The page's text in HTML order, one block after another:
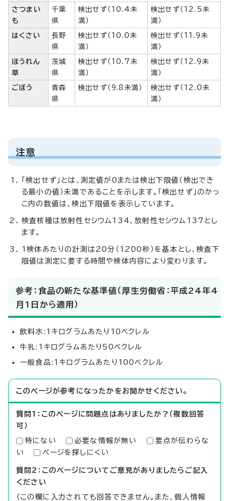
さつまい
も
千葉
県
検出せず（10.4未
満）
検出せず（12.5未
満）
はくさい
長野
県
検出せず（10.0未
満）
検出せず（11.9未
満）
ほうれん
草
茨城
県
検出せず（10.7未
満）
検出せず（12.9未
満）
ごぼう
青森
県
検出せず（9.8未満）
検出せず（12.0未
満）
注意
「検出せず」とは、測定値が0または検出下限値（検出でき
る最小の値）未満であることを示します。「検出せず」のかっ
こ内の数値は、検出下限値を表示しています。
検査核種は放射性セシウム134、放射性セシウム137とし
ます。
1検体あたりの計測は20分（1200秒）を基本とし、検査下
限値は測定に要する時間や検体内容により変わります。
参考：食品の新たな基準値（厚生労働省：平成24年4
月1日から適用）
飲料水:1キログラムあたり10ベクレル
牛乳:1キログラムあたり50ベクレル
一般食品:1キログラムあたり100ベクレル
このページが参考になったかをお聞かせください。
質問1：このページに問題点はありましたか？（複数回答
可）
特にない 必要な情報が無い
要点が伝わらな
い
ページを探しにくい
質問2：このページについてご意見がありましたらご記入
ください
（この欄に入力されても回答できません。また、個人情報